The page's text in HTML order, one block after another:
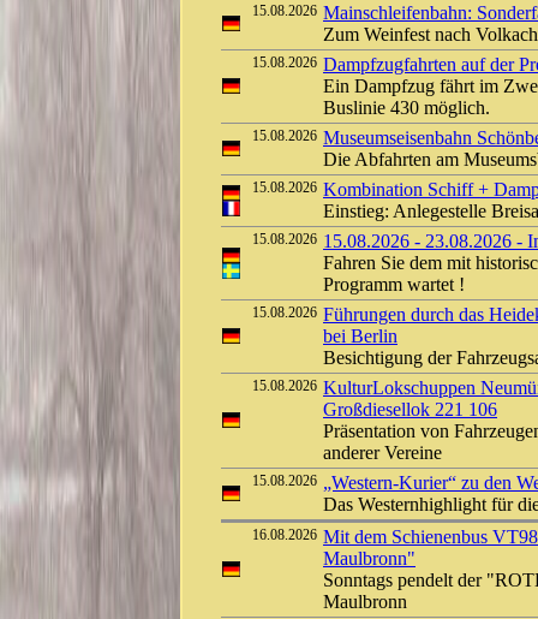
15.08.2026 Mainschleifenbahn:
Zum Weinfest nach
15.08.2026 Dampfzugfahrten auf der
Ein Dampfzug fährt im
Buslinie 430 möglich.
15.08.2026 Museumseisenbahn
Die Abfahrten am
15.08.2026 Kombination Schiff +
Einstieg: Anlegestelle
15.08.2026 15.08.2026 - 23.08.2026 -
Fahren Sie dem mit
Programm wartet !
15.08.2026 Führungen durch das
bei Berlin
Besichtigung der
15.08.2026 KulturLokschuppen
Großdiesellok 221 106
Präsentation von
anderer Vereine
15.08.2026 „Western-Kurier“ zu den
Das Westernhighlight für
16.08.2026 Mit dem Schienenbus
Maulbronn"
Sonntags pendelt der
Maulbronn